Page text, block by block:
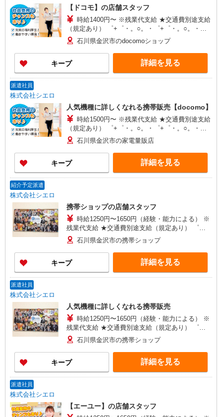
【ドコモ】の店舗スタッフ
時給1400円〜 ※残業代支給 ★交通費別途支給
（規定あり） ゜+゜・。○。・゜+゜・。○。・゜
+゜ 入社祝い金10万円支給(規定有) お友達を紹介
頂くと, インセンティブ支給(規定有) ★月2回払
い・週払い可能（規程有）★ ゜・。○。・゜
+゜・。○。・゜+゜
石川県金沢市のdocomoショップ
キープ 詳細を見る
派遣社員
株式会社シエロ
人気機種に詳しくなれる携帯販売【docomo】
時給1500円〜 ※残業代支給 ★交通費別途支給
（規定あり） ゜+゜・。○。・゜+゜・。○。・゜
+゜ 入社祝い金10万円支給(規定有) お友達を紹介
頂くと, インセンティブ支給(規定有) ★月2回払
い・週払い可能（規程有）★ ゜・。○。・゜
+゜・。○。・゜+゜
石川県金沢市の家電量販店
キープ 詳細を見る
紹介予定派遣
株式会社シエロ
携帯ショップの店舗スタッフ
時給1250円〜1650円（経験・能力による） ※
残業代支給 ★交通費別途支給（規定あり） ゜
+゜・。○。・゜+゜・。○。・゜+゜ 入社祝い金10
万円支給(規定有) お友達を紹介頂くと, インセンテ
ィブ支給(規定有) ★月2回払い・週払い可能（規程
有）★ ゜・。○。・゜+゜・。○。・゜+゜
石川県金沢市の携帯ショップ
キープ 詳細を見る
派遣社員
株式会社シエロ
人気機種に詳しくなれる携帯販売
時給1250円〜1650円（経験・能力による） ※
残業代支給 ★交通費別途支給（規定あり） ゜
+゜・。○。・゜+゜・。○。・゜+゜ 入社祝い金10
万円支給(規定有) お友達を紹介頂くと, インセンテ
ィブ支給(規定有) ★月2回払い・週払い可能（規程
有）★ ゜・。○。・゜+゜・。○。・゜+゜
石川県金沢市の携帯ショップ
キープ 詳細を見る
派遣社員
株式会社シエロ
【エーユー】の店舗スタッフ